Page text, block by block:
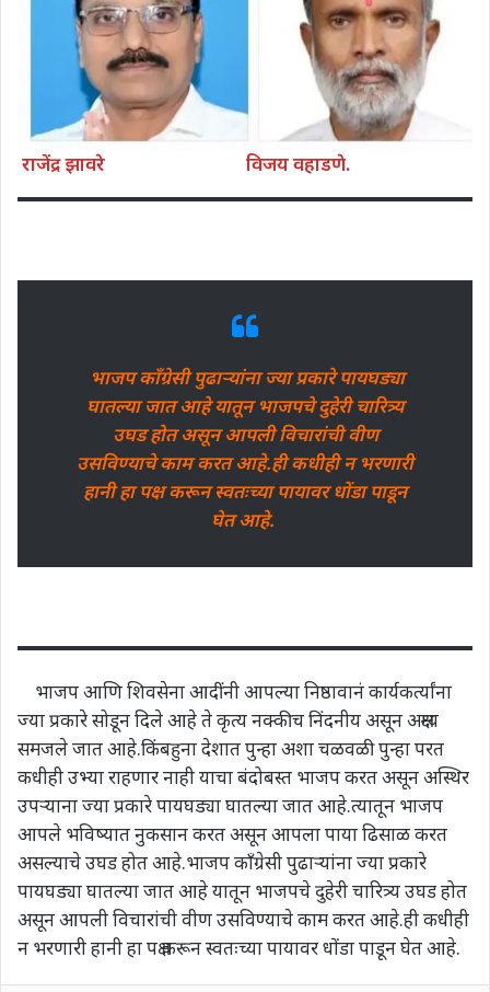
राजेंद्र झावरे विजय वहाडणे.
भाजप काँग्रेसी पुढाऱ्यांना ज्या प्रकारे पायघड्या
घातल्या जात आहे यातून भाजपचे दुहेरी चारित्र्य
उघड होत असून आपली विचारांची वीण
उसविण्याचे काम करत आहे.ही कधीही न भरणारी
हानी हा पक्ष करून स्वतःच्या पायावर धोंडा पाडून
घेत आहे.
भाजप आणि शिवसेना आदींनी आपल्या निष्ठावानं कार्यकर्त्यांना
ज्या प्रकारे सोडून दिले आहे ते कृत्य नक्कीच निंदनीय असून अक्षम्य
समजले जात आहे.किंबहुना देशात पुन्हा अशा चळवळी पुन्हा परत
कधीही उभ्या राहणार नाही याचा बंदोबस्त भाजप करत असून अस्थिर
उपऱ्याना ज्या प्रकारे पायघड्या घातल्या जात आहे.त्यातून भाजप
आपले भविष्यात नुकसान करत असून आपला पाया ढिसाळ करत
असल्याचे उघड होत आहे.भाजप काँग्रेसी पुढाऱ्यांना ज्या प्रकारे
पायघड्या घातल्या जात आहे यातून भाजपचे दुहेरी चारित्र्य उघड होत
असून आपली विचारांची वीण उसविण्याचे काम करत आहे.ही कधीही
न भरणारी हानी हा पक्ष करून स्वतःच्या पायावर धोंडा पाडून घेत आहे.